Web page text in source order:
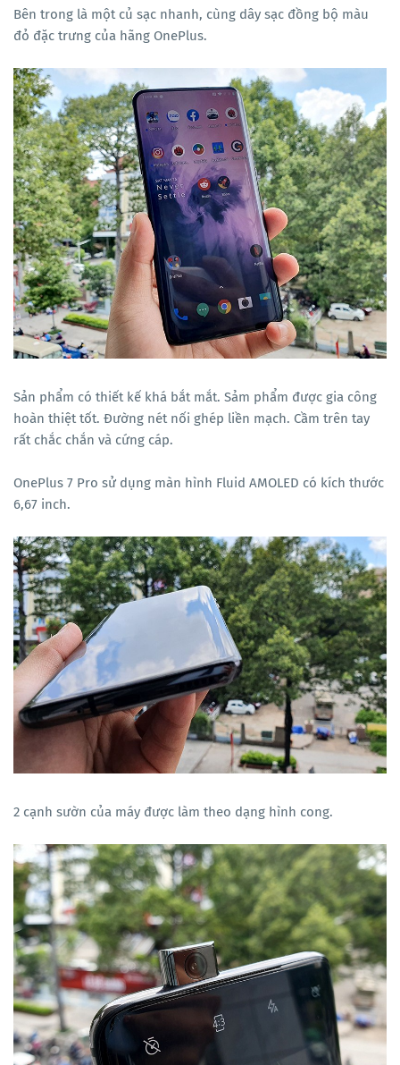
Bên trong là một củ sạc nhanh, cùng dây sạc đồng bộ màu
đỏ đặc trưng của hãng OnePlus.
Sản phẩm có thiết kế khá bắt mắt. Sảm phẩm được gia công
hoàn thiệt tốt. Đường nét nối ghép liền mạch. Cầm trên tay
rất chắc chắn và cứng cáp.
OnePlus 7 Pro sử dụng màn hình Fluid AMOLED có kích thước
6,67 inch.
2 cạnh sườn của máy được làm theo dạng hình cong.